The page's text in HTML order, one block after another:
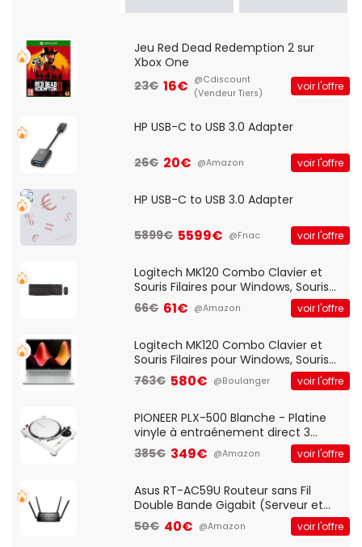
Jeu Red Dead Redemption 2 sur
Xbox One
23€ 16€ @Cdiscount
(Vendeur Tiers)
voir l'offre
HP USB-C to USB 3.0 Adapter
26€ 20€ @Amazon voir l'offre
HP USB-C to USB 3.0 Adapter
5899€ 5599€ @Fnac voir l'offre
Logitech MK120 Combo Clavier et
Souris Filaires pour Windows, Souris
Optique Filaire, Connexion USB Plug
And Play, Confortable, Taille
QWERTY UK - Noir
66€ 61€ @Amazon voir l'offre
Logitech MK120 Combo Clavier et
Souris Filaires pour Windows, Souris
Optique Filaire, Connexion USB Plug
And Play, Confortable, Taille
QWERTY UK - Noir
763€ 580€ @Boulanger voir l'offre
PIONEER PLX-500 Blanche - Platine
vinyle à entraénement direct 3
vitesses (33-45-78 trs/min) avec
pre-ampli intégré et port USB
385€ 349€ @Amazon voir l'offre
Asus RT-AC59U Routeur sans Fil
Double Bande Gigabit (Serveur et
Client VPN, Triple Vlan, Mode Point
d'accès et Bridge, contrôle Parental,
50€ 40€ @Amazon voir l'offre